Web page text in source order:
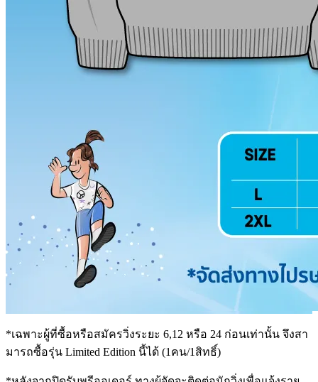
*เฉพาะผู้ที่ซื้อหรือสมัครวิ่งระยะ 6,12 หรือ 24 ก่อนเท่านั้น จึงสา
มารถซื้อรุ่น Limited Edition นี้ได้ (1คน/1สิทธิ์)